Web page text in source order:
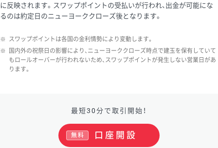
に反映されます。スワップポイントの受払いが行われ、出金が可能にな
るのは約定日のニューヨーククローズ後となります。
※ スワップポイントは各国の金利情勢により変動します。
※
国内外の祝祭日の影響により、ニューヨーククローズ時点で建玉を保有していて
もロールオーバーが行われないため、スワップポイントが発生しない営業日があ
ります。
最短30分で取引開始！
口座開設
無料